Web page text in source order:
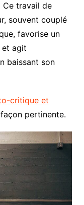
Ce travail de
souvent couplé
favorise un
agit
baissant son
critique et
pertinente.